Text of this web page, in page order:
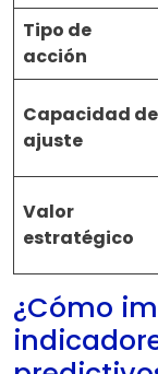
Tipo de
acción
Capacidad de
ajuste
Valor
estratégico
¿Cómo